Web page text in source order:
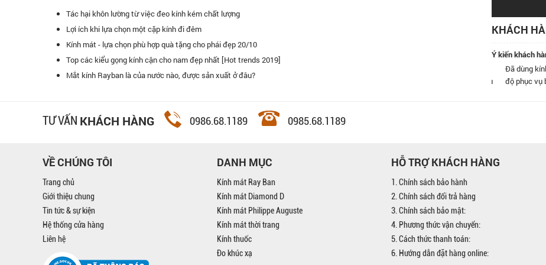
Tác hại khôn lường từ việc đeo kính kém chất lượng
Lợi ích khi lựa chọn một cặp kính đi đêm
Kính mát - lựa chọn phù hợp quà tặng cho phái đẹp 20/10
Top các kiểu gọng kính cận cho nam đẹp nhất [Hot trends 2019]
Mắt kính Rayban là của nước nào, được sản xuất ở đâu?
KHÁCH
Ý kiến khách
là hệ thống bán lẻ kính mát lớn nhất Việt Nam! Tôi rất
Toàn, mua 1 cái rồi, nhân viên rất nhiệt tình, nhất định sẽ quay lại và giới thiệu
Đã dùng kính
độ phục vụ bên
TƯ VẤN KHÁCH HÀNG 0986.68.1189 0985.68.1189
VỀ CHÚNG TÔI
Trang chủ
Giới thiệu chung
Tin tức & sự kiện
Hệ thống cửa hàng
Liên hệ
DANH MỤC
Kính mát Ray Ban
Kính mát Diamond D
Kính mát Philippe Auguste
Kính mát thời trang
Kính thuốc
Đo khúc xạ
HỖ TRỢ KHÁCH HÀNG
1. Chính sách bảo hành
2. Chính sách đổi trả hàng
3. Chính sách bảo mật:
4. Phương thức vận chuyển:
5. Cách thức thanh toán:
6. Hướng dẫn đặt hàng online: